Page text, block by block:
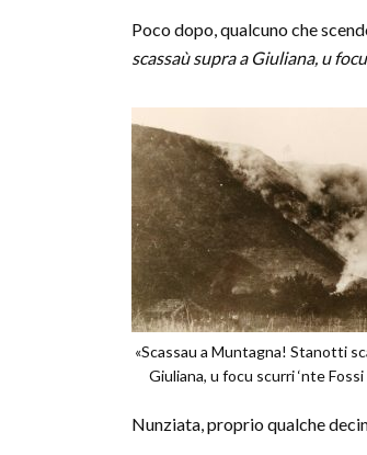
Poco dopo, qualcuno che
scassaù supra a Giuliana, u
«Scassau a Muntagna! Stanotti
Giuliana, u focu scurri ‘nte Fossi
Nunziata, proprio qualche